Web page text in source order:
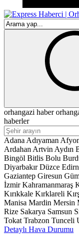
orhangazi haber
haberler
Adana Adıyaman
Ardahan Artvin Aydın
Bingöl Bitlis Bolu
Diyarbakır Düzce
Gaziantep Giresun
İzmir Kahramanmaraş
Kırıkkale Kırklareli
Manisa Mardin Mersin
Rize Sakarya Samsun
Tokat Trabzon Tunceli
Detaylı Hava Durumu